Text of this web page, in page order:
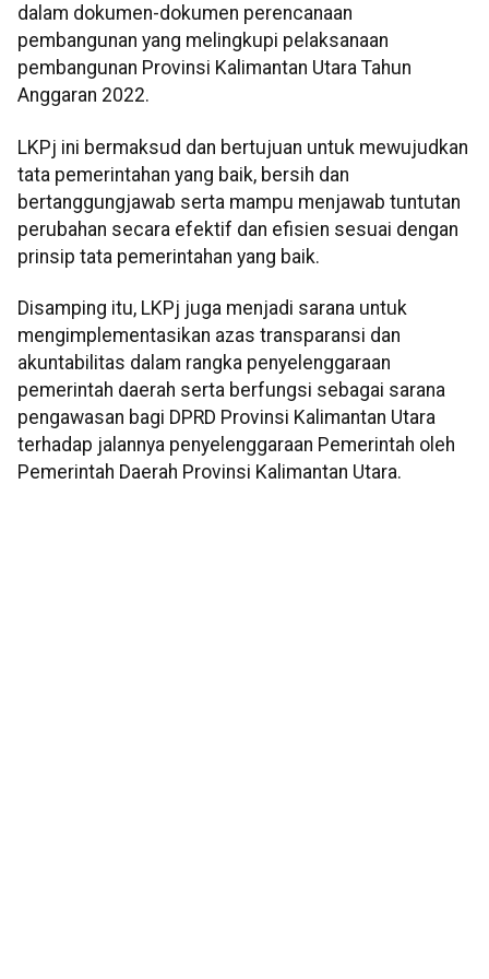
dalam dokumen-dokumen perencanaan
pembangunan yang melingkupi pelaksanaan
pembangunan Provinsi Kalimantan Utara Tahun
Anggaran 2022.
LKPj ini bermaksud dan bertujuan untuk mewujudkan
tata pemerintahan yang baik, bersih dan
bertanggungjawab serta mampu menjawab tuntutan
perubahan secara efektif dan efisien sesuai dengan
prinsip tata pemerintahan yang baik.
Disamping itu, LKPj juga menjadi sarana untuk
mengimplementasikan azas transparansi dan
akuntabilitas dalam rangka penyelenggaraan
pemerintah daerah serta berfungsi sebagai sarana
pengawasan bagi DPRD Provinsi Kalimantan Utara
terhadap jalannya penyelenggaraan Pemerintah oleh
Pemerintah Daerah Provinsi Kalimantan Utara.